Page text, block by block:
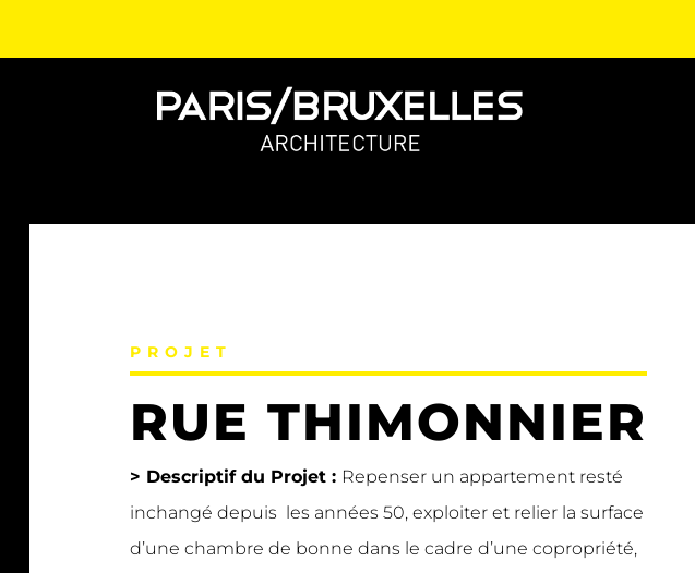
PROJET
RUE THIMONNIER
> Descriptif du Projet : Repenser un appartement resté
inchangé depuis les années 50, exploiter et relier la surface
d’une chambre de bonne dans le cadre d’une copropriété,